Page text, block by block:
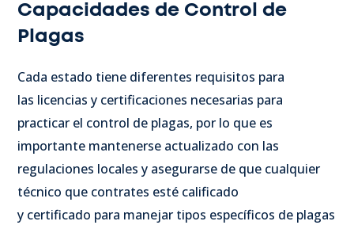
Capacidades de Control de
Plagas
Cada estado tiene diferentes requisitos para
las licencias y certificaciones necesarias para
practicar el control de plagas, por lo que es
importante mantenerse actualizado con las
regulaciones locales y asegurarse de que cualquier
técnico que contrates esté calificado
y certificado para manejar tipos específicos de plagas